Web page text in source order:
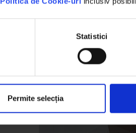
Statistici
Permite selecția